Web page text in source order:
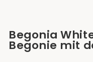
Begonia
Begonie mit